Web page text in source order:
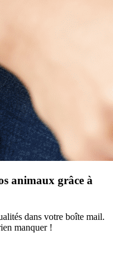
animaux grâce à
dans votre boîte mail.
manquer !